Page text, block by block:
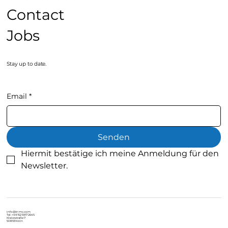
Contact
Jobs
Stay up to date.
Email *
Senden
Hiermit bestätige ich meine Anmeldung für den
Newsletter.
info@tr-mc.com
Tel: +49 152 5917 2645
Kleiststraße 7
50859 Köln